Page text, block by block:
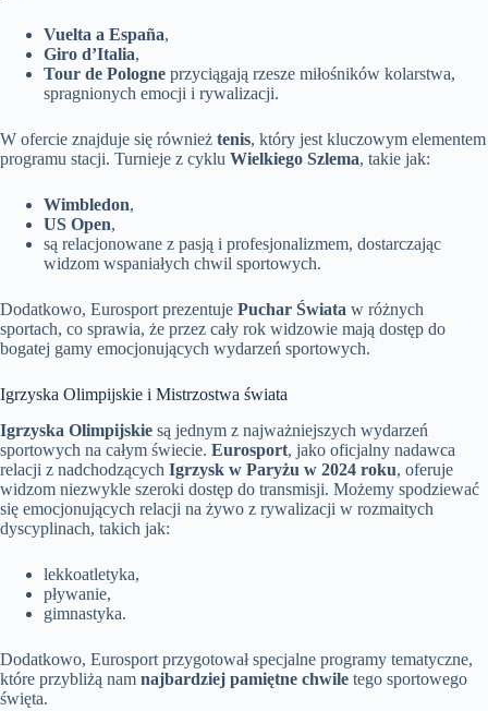
Vuelta a España,
Giro d’Italia,
Tour de Pologne przyciągają rzesze miłośników kolarstwa,
spragnionych emocji i rywalizacji.
W ofercie znajduje się również tenis, który jest kluczowym elementem
programu stacji. Turnieje z cyklu Wielkiego Szlema, takie jak:
Wimbledon,
US Open,
są relacjonowane z pasją i profesjonalizmem, dostarczając
widzom wspaniałych chwil sportowych.
Dodatkowo, Eurosport prezentuje Puchar Świata w różnych
sportach, co sprawia, że przez cały rok widzowie mają dostęp do
bogatej gamy emocjonujących wydarzeń sportowych.
Igrzyska Olimpijskie i Mistrzostwa świata
Igrzyska Olimpijskie są jednym z najważniejszych wydarzeń
sportowych na całym świecie. Eurosport, jako oficjalny nadawca
relacji z nadchodzących Igrzysk w Paryżu w 2024 roku, oferuje
widzom niezwykle szeroki dostęp do transmisji. Możemy spodziewać
się emocjonujących relacji na żywo z rywalizacji w rozmaitych
dyscyplinach, takich jak:
lekkoatletyka,
pływanie,
gimnastyka.
Dodatkowo, Eurosport przygotował specjalne programy tematyczne,
które przybliżą nam najbardziej pamiętne chwile tego sportowego
święta.